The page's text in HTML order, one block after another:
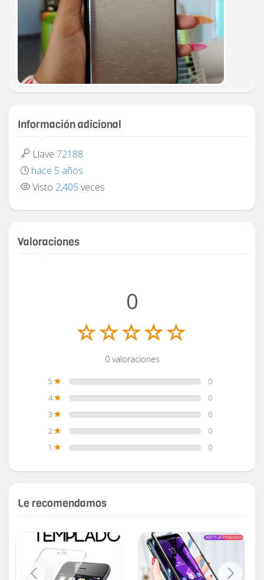
Información adicional
Llave 72188
hace 5 años
Visto 2,405 veces
Valoraciones
0
0 valoraciones
5
0
4
0
3
0
2
0
1
0
Le recomendamos